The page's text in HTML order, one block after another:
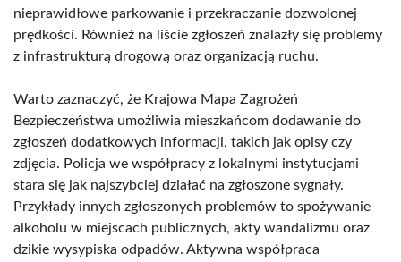
nieprawidłowe parkowanie i przekraczanie dozwolonej
prędkości. Również na liście zgłoszeń znalazły się problemy
z infrastrukturą drogową oraz organizacją ruchu.
Warto zaznaczyć, że Krajowa Mapa Zagrożeń
Bezpieczeństwa umożliwia mieszkańcom dodawanie do
zgłoszeń dodatkowych informacji, takich jak opisy czy
zdjęcia. Policja we współpracy z lokalnymi instytucjami
stara się jak najszybciej działać na zgłoszone sygnały.
Przykłady innych zgłoszonych problemów to spożywanie
alkoholu w miejscach publicznych, akty wandalizmu oraz
dzikie wysypiska odpadów. Aktywna współpraca